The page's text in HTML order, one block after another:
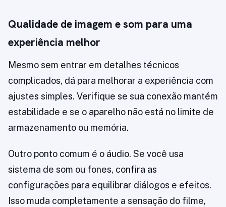
Qualidade de imagem e som para uma
experiência melhor
Mesmo sem entrar em detalhes técnicos
complicados, dá para melhorar a experiência com
ajustes simples. Verifique se sua conexão mantém
estabilidade e se o aparelho não está no limite de
armazenamento ou memória.
Outro ponto comum é o áudio. Se você usa
sistema de som ou fones, confira as
configurações para equilibrar diálogos e efeitos.
Isso muda completamente a sensação do filme,